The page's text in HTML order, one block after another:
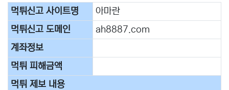
본문먹튀신고 사이트명
아마란
먹튀신고 도메인
​ah8887.com
계좌정보
먹튀 피해금액
먹튀 제보 내용